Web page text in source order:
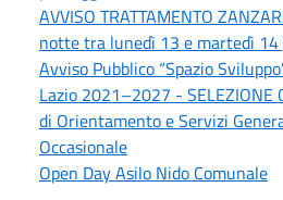
AVVISO TRATTAMENTO
notte tra lunedì 13 e martedì 14
Avviso Pubblico “Spazio
Lazio 2021–2027 - SELEZIONE
di Orientamento e Servizi
Occasionale
Open Day Asilo Nido Comunale